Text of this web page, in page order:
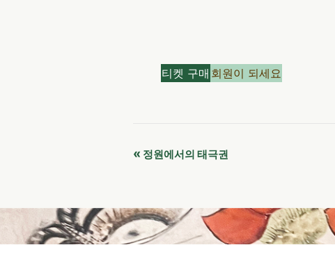
티켓 구매 회원이 되세요
이
트
네
« 정원에서의 태극권